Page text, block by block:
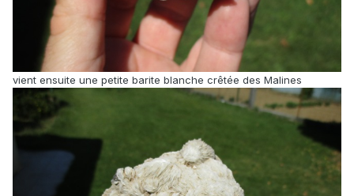
vient ensuite une petite barite blanche crêtée des Malines